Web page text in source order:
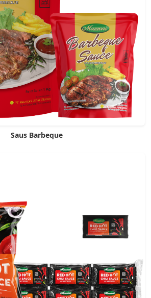
Saus Barbeque